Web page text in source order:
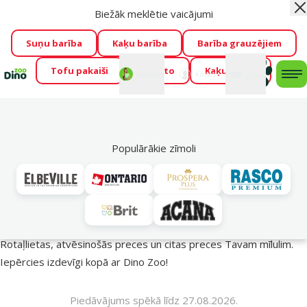
Visu mēnesi Dino Zoo piedāvā lieliskas cenas mīluļu TOP
barībām! 🍖→Skatīt piedāvājumu!
Fotokonkurss “GADA ŪSAIŅI”!
Varbūt tieši Tavs mīlulis
būs 2027. gada zvaigzne
→Piedalīties
Mans
konts
Biežāk meklētie vaicājumi
Suņu barība Kaķu barība Barība grauzējiem
Tofu pakaiši Foresto Kaķu mājas
Populārākie zīmoli
Vasara turpinās – atlaides katrai gaumei!
Rotaļlietas, atvēsinošās preces un citas preces Tavam mīlulim.
Iepērcies izdevīgi kopā ar Dino Zoo!
Piedāvājums spēkā līdz 27.08.2026.